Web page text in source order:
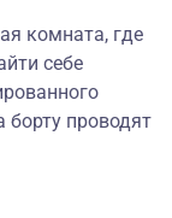
комната, где
себе
борту проводят